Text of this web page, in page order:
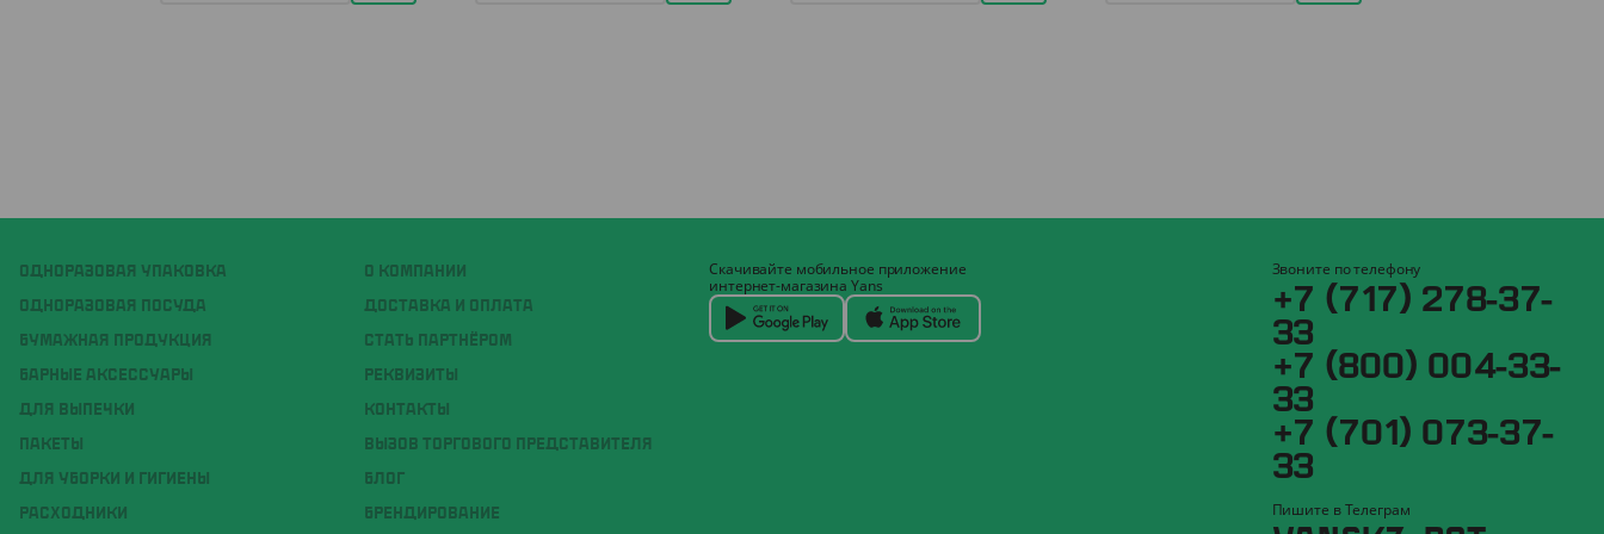
ОДНОРАЗОВАЯ УПАКОВКА
ОДНОРАЗОВАЯ ПОСУДА
БУМАЖНАЯ ПРОДУКЦИЯ
БАРНЫЕ АКСЕССУАРЫ
ДЛЯ ВЫПЕЧКИ
ПАКЕТЫ
ДЛЯ УБОРКИ И ГИГИЕНЫ
РАСХОДНИКИ
О КОМПАНИИ
ДОСТАВКА И ОПЛАТА
СТАТЬ ПАРТНЁРОМ
РЕКВИЗИТЫ
КОНТАКТЫ
ВЫЗОВ ТОРГОВОГО ПРЕДСТАВИТЕЛЯ
БЛОГ
БРЕНДИРОВАНИЕ
Скачивайте мобильное приложение
интернет-магазина Yans
Звоните по телефону
+7 (717) 278-37-
33
+7 (800) 004-33-
33
+7 (701) 073-37-
33
Пишите в Телеграм